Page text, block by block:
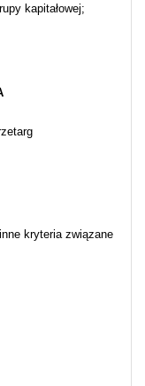
kapitałowej;
kryteria związane